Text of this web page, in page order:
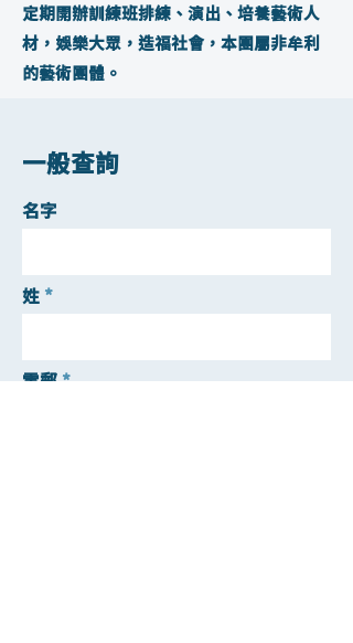
定期開辦訓練班排練、演出、培養藝術人
材，娛樂大眾，造福社會，本團屬非牟利
的藝術團體。
一般查詢
名字
姓
電郵